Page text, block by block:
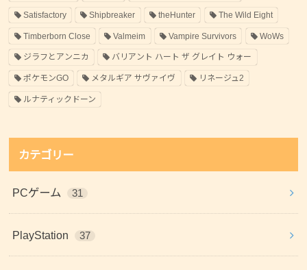
Satisfactory Shipbreaker theHunter The Wild Eight
Timberborn Close Valmeim Vampire Survivors WoWs
ジラフとアンニカ バリアント ハート ザ グレイト ウォー
ポケモンGO メタルギア サヴァイヴ リネージュ2
ルナティックドーン
カテゴリー
PCゲーム 31
PlayStation 37